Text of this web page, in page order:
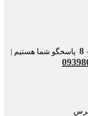
شما هستیم |